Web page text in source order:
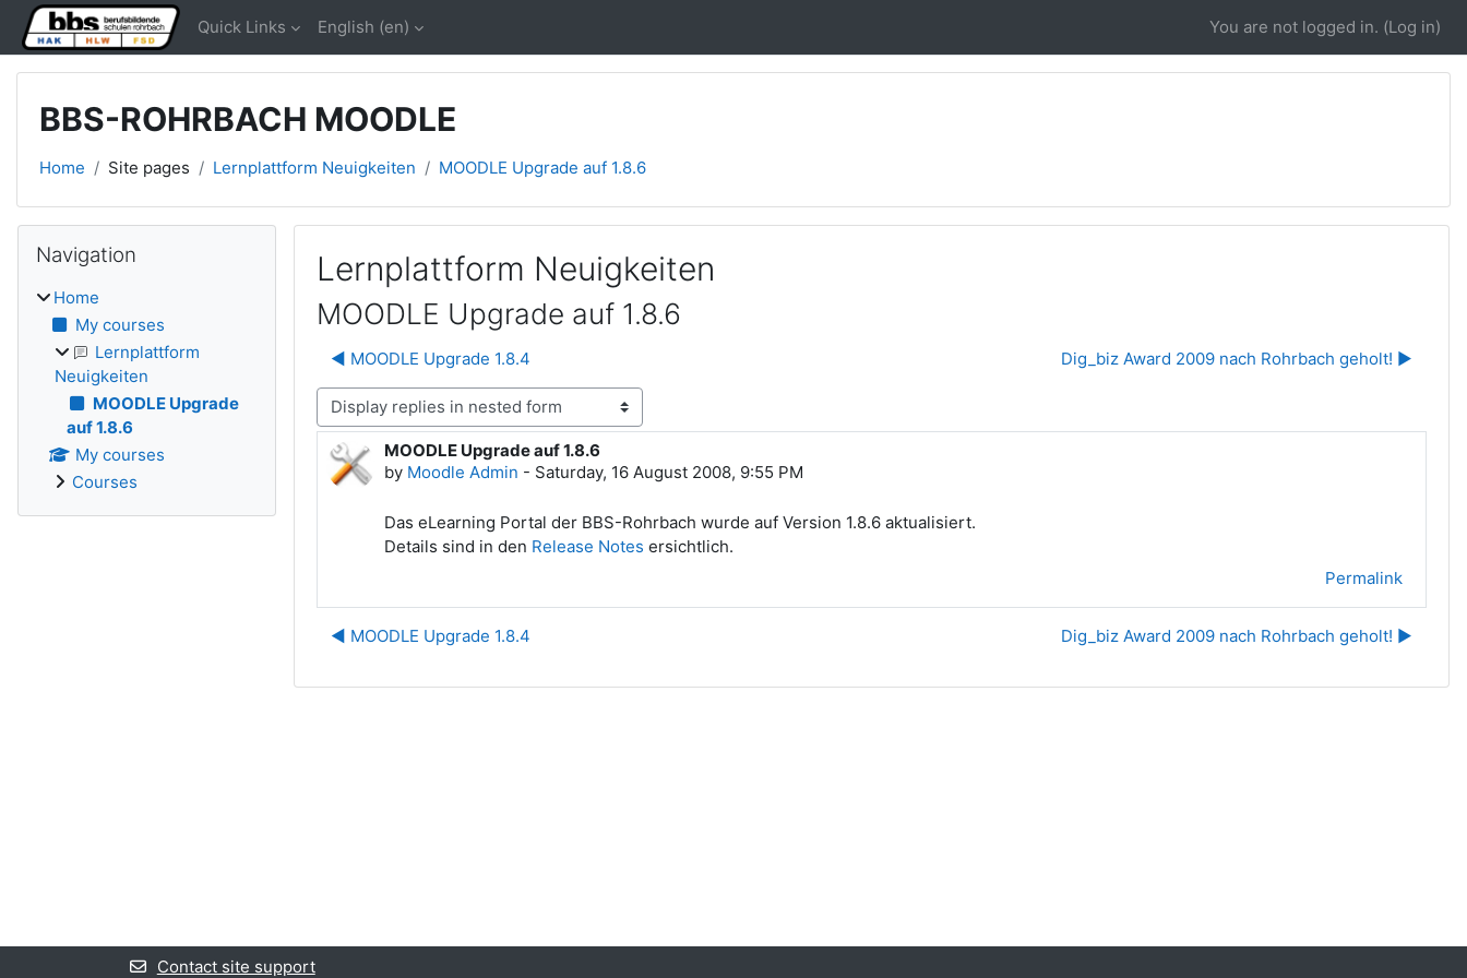
Skip to main content
Quick Links English ‎(en)‎ You are not logged in. (Log in)
BBS-ROHRBACH MOODLE
Home Site pages Lernplattform Neuigkeiten MOODLE Upgrade auf 1.8.6
Lernplattform Neuigkeiten
MOODLE Upgrade auf 1.8.6
◀︎ MOODLE Upgrade 1.8.4 Dig_biz Award 2009 nach Rohrbach geholt! ▶︎
Display mode
MOODLE Upgrade auf 1.8.6
by Moodle Admin - Saturday, 16 August 2008, 9:55 PM
Number of replies: 0
Das eLearning Portal der BBS-Rohrbach wurde auf Version 1.8.6 aktualisiert.
Details sind in den Release Notes ersichtlich.
Permalink
◀︎ MOODLE Upgrade 1.8.4 Dig_biz Award 2009 nach Rohrbach geholt! ▶︎
Blocks
Navigation
Home
My courses
Lernplattform
Neuigkeiten
MOODLE Upgrade
auf 1.8.6
My courses
Courses
Contact site support